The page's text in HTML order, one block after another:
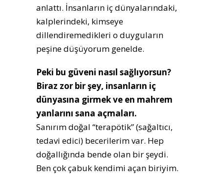
anlattı. İnsanların iç dünyalarındaki,
kalplerindeki, kimseye
dillendiremedikleri o duyguların
peşine düşüyorum genelde.
Peki bu güveni nasıl sağlıyorsun?
Biraz zor bir şey, insanların iç
dünyasına girmek ve en mahrem
yanlarını sana açmaları.
Sanırım doğal “terapötik” (sağaltıcı,
tedavi edici) becerilerim var. Hep
doğallığında bende olan bir şeydi.
Ben çok çabuk kendimi açan biriyim.